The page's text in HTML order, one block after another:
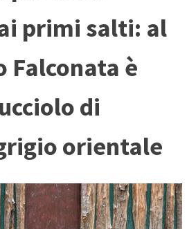
primi salti: al
Falconata è
di
orientale